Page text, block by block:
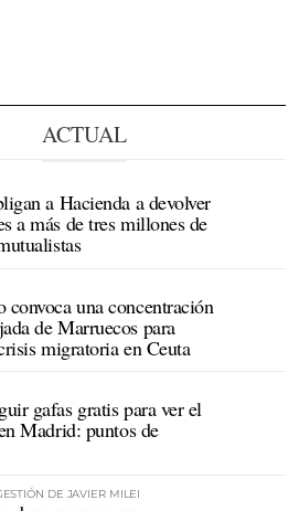
ACTUAL
a Hacienda a devolver
a más de tres millones de
convoca una concentración
de Marruecos para
migratoria en Ceuta
gafas gratis para ver el
Madrid: puntos de
DE JAVIER MILEI